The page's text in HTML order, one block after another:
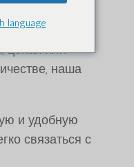
о
вам нужна
ценах или
наша
и удобную
связаться с
language